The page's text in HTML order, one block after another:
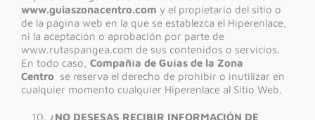
www.guiaszonacentro.com y el propietario del sitio o
de la página web en la que se establezca el Hiperenlace,
ni la aceptación o aprobación por parte de
www.rutaspangea.com de sus contenidos o servicios.
En todo caso, Compañía de Guías de la Zona
Centrose reserva el derecho de prohibir o inutilizar en
cualquier momento cualquier Hiperenlace al Sitio Web.
¿NO DESESAS RECIBIR INFORMACIÓN DE